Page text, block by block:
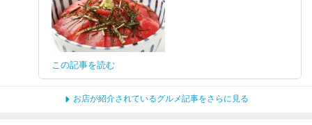
この記事を読む
お店が紹介されているグルメ記事をさらに見る